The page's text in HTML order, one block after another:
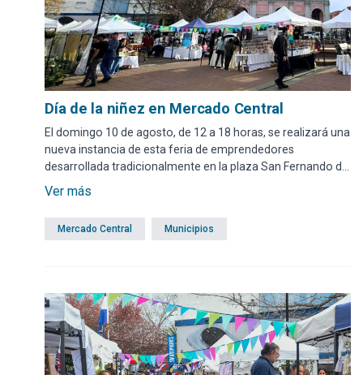
Día de la niñez en Mercado Central
El domingo 10 de agosto, de 12 a 18 horas, se realizará una
nueva instancia de esta feria de emprendedores
desarrollada tradicionalmente en la plaza San Fernando de
Maldonado.
Ver más
Mercado Central Municipios